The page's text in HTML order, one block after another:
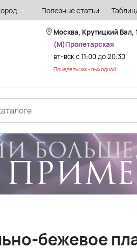
Полезные статьи
Москва, Крутицкий Вал,
(М)Пролетарская
вт-вск с 11:00 до 20:30
Понедельник - выходной
бежевое